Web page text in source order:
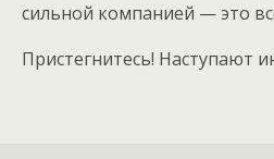
сильной компанией — это
Пристегнитесь! Наступают